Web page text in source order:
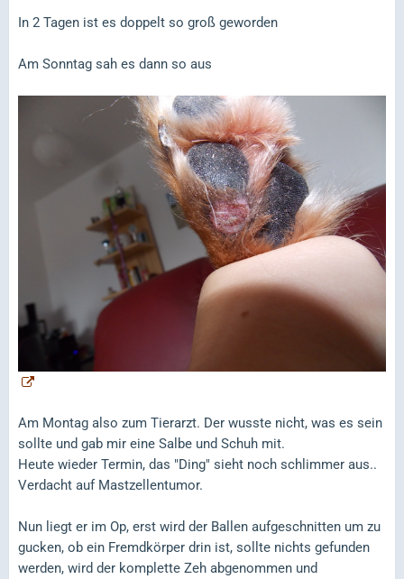
In 2 Tagen ist es doppelt so groß geworden
Am Sonntag sah es dann so aus
Am Montag also zum Tierarzt. Der wusste nicht, was es sein
sollte und gab mir eine Salbe und Schuh mit.
Heute wieder Termin, das "Ding" sieht noch schlimmer aus..
Verdacht auf Mastzellentumor.
Nun liegt er im Op, erst wird der Ballen aufgeschnitten um zu
gucken, ob ein Fremdkörper drin ist, sollte nichts gefunden
werden, wird der komplette Zeh abgenommen und